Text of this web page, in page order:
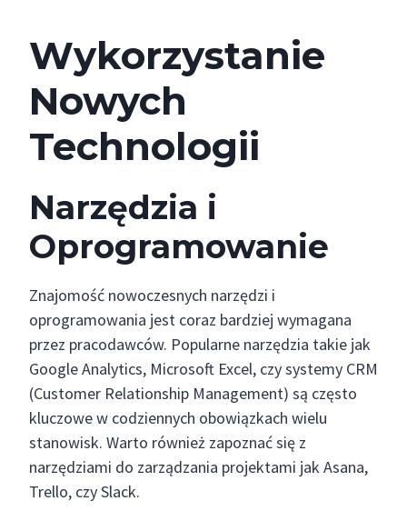
Wykorzystanie
Nowych
Technologii
Narzędzia i
Oprogramowanie
Znajomość nowoczesnych narzędzi i
oprogramowania jest coraz bardziej wymagana
przez pracodawców. Popularne narzędzia takie jak
Google Analytics, Microsoft Excel, czy systemy CRM
(Customer Relationship Management) są często
kluczowe w codziennych obowiązkach wielu
stanowisk. Warto również zapoznać się z
narzędziami do zarządzania projektami jak Asana,
Trello, czy Slack.